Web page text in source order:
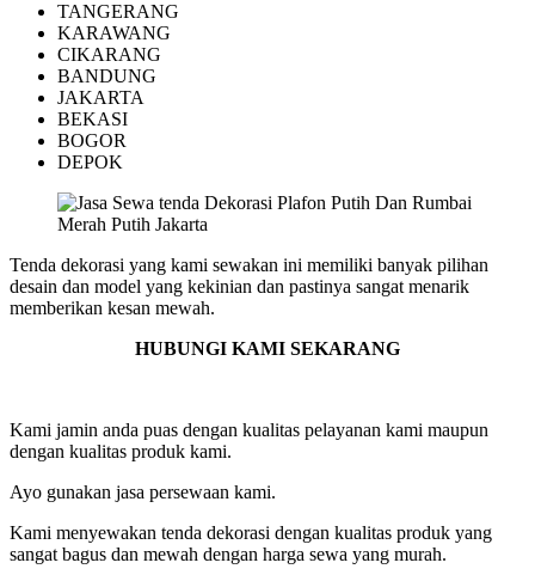
TANGERANG
KARAWANG
CIKARANG
BANDUNG
JAKARTA
BEKASI
BOGOR
DEPOK
Tenda dekorasi yang kami sewakan ini memiliki banyak pilihan
desain dan model yang kekinian dan pastinya sangat menarik
memberikan kesan mewah.
HUBUNGI KAMI SEKARANG
Kami jamin anda puas dengan kualitas pelayanan kami maupun
dengan kualitas produk kami.
Ayo gunakan jasa persewaan kami.
Kami menyewakan tenda dekorasi dengan kualitas produk yang
sangat bagus dan mewah dengan harga sewa yang murah.